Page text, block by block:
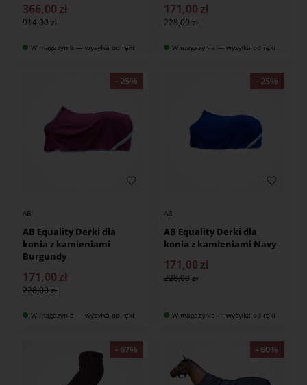
366,00 zł
914,00
W magazynie — wysyłka od ręki
171,00 zł
228,00
W magazynie — wysyłka od ręki
AB
AB Equality Derki dla
konia z kamieniami
Burgundy
171,00 zł
228,00
W magazynie — wysyłka od ręki
AB
AB Equality Derki dla
konia z kamieniami Navy
171,00 zł
228,00
W magazynie — wysyłka od ręki